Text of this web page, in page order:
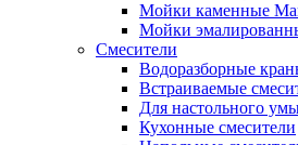
Мойки каменные
Мойки
Смесители
Водоразборные
Встраиваемые
Для настольного
Кухонные смесители